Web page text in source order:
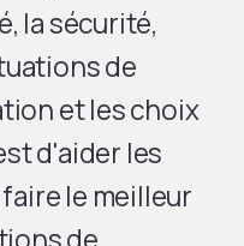
la sécurité,
de
et les choix
d'aider les
le meilleur